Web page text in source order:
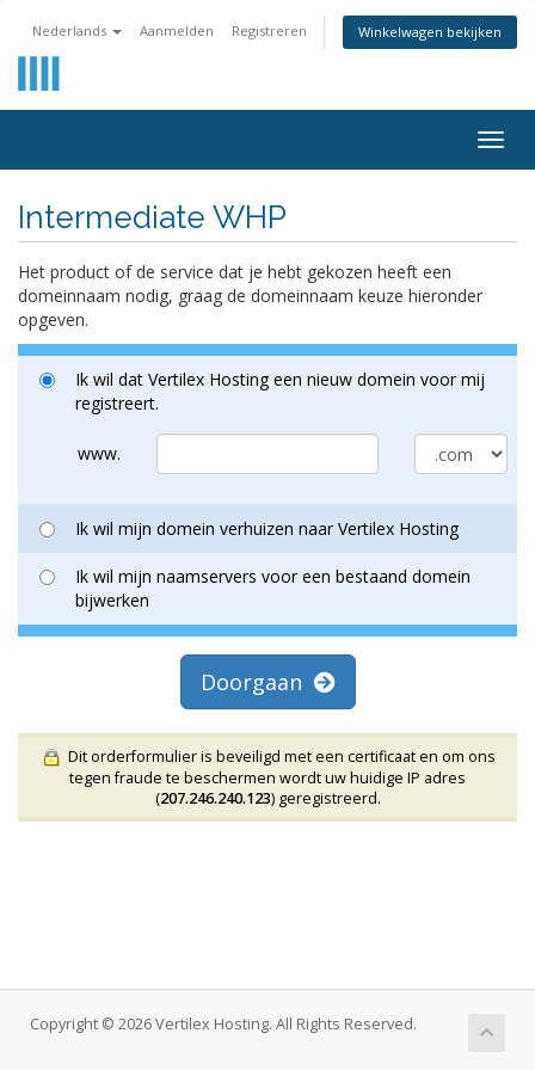
Nederlands Aanmelden Registreren Winkelwagen bekijken
Intermediate WHP
Het product of de service dat je hebt gekozen heeft een
domeinnaam nodig, graag de domeinnaam keuze hieronder
opgeven.
Ik wil dat Vertilex Hosting een nieuw domein voor mij
registreert.
www.
Ik wil mijn domein verhuizen naar Vertilex Hosting
Ik wil mijn naamservers voor een bestaand domein
bijwerken
Doorgaan
Dit orderformulier is beveiligd met een certificaat en om ons
tegen fraude te beschermen wordt uw huidige IP adres
(207.246.240.123) geregistreerd.
Copyright © 2026 Vertilex Hosting. All Rights Reserved.